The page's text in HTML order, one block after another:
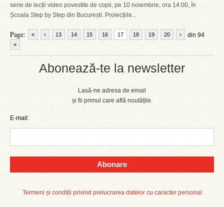
Abonează-te la newsletter
Lasă-ne adresa de email
și fii primul care află noutățile.
E-mail:
Abonare
Termeni și condiții privind prelucrarea datelor cu caracter personal
serie de lecții video povestite de copii, pe 10 noiembrie, ora 14:00, în
Școala Step by Step din București. Proiecțiile...
Page: « ‹ 13 14 15 16 17 18 19 20 din 94
›
»